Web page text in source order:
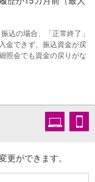
）
込の場合、「正常終了」
金できず、振込資金が戻
照会でも資金の戻りがな
更ができます。